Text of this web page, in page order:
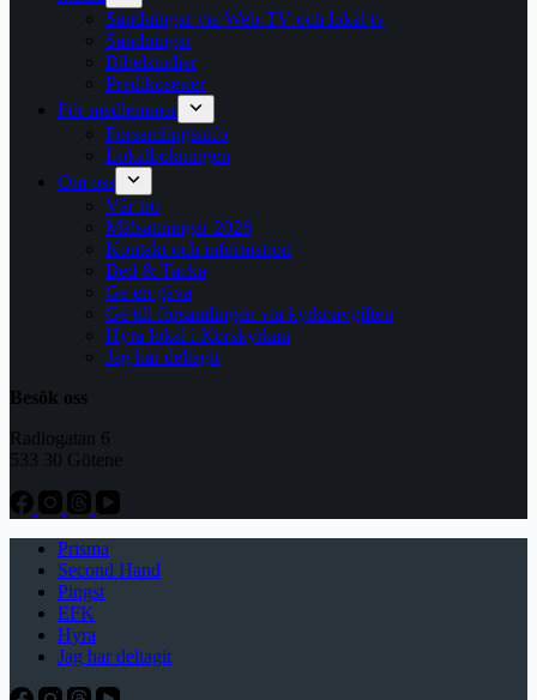
Sändningar via Web-TV och lokal tv
Sändningar
Bibelstudier
Predikoserier
För medlemmar
Församlingsinfo
Lokalbokningen
Om oss
Vår tro
Målsättningar 2026
Kontakt och information
Bed & Tacka
Ge en gåva
Ge till församlingen via kyrkoavgiften
Hyra lokal i Korskyrkan
Jag har deltagit
Besök oss
Radiogatan 6
533 30 Götene
Prisma
Second Hand
Pingst
EFK
Hyra
Jag har deltagit